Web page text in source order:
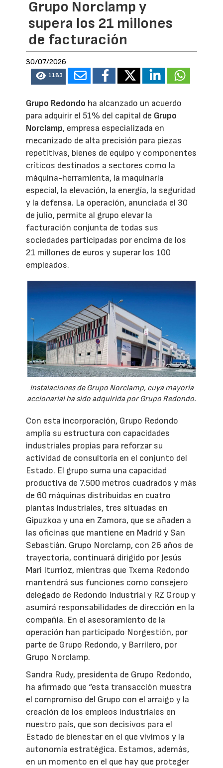
Grupo Norclamp y
supera los 21 millones
de facturación
30/07/2026
1183
Grupo Redondo ha alcanzado un acuerdo
para adquirir el 51% del capital de Grupo
Norclamp, empresa especializada en
mecanizado de alta precisión para piezas
repetitivas, bienes de equipo y componentes
críticos destinados a sectores como la
máquina-herramienta, la maquinaria
especial, la elevación, la energía, la seguridad
y la defensa. La operación, anunciada el 30
de julio, permite al grupo elevar la
facturación conjunta de todas sus
sociedades participadas por encima de los
21 millones de euros y superar los 100
empleados.
Instalaciones de Grupo Norclamp, cuya mayoría
accionarial ha sido adquirida por Grupo Redondo.
Con esta incorporación, Grupo Redondo
amplía su estructura con capacidades
industriales propias para reforzar su
actividad de consultoría en el conjunto del
Estado. El grupo suma una capacidad
productiva de 7.500 metros cuadrados y más
de 60 máquinas distribuidas en cuatro
plantas industriales, tres situadas en
Gipuzkoa y una en Zamora, que se añaden a
las oficinas que mantiene en Madrid y San
Sebastián. Grupo Norclamp, con 26 años de
trayectoria, continuará dirigido por Jesús
Mari Iturrioz, mientras que Txema Redondo
mantendrá sus funciones como consejero
delegado de Redondo Industrial y RZ Group y
asumirá responsabilidades de dirección en la
compañía. En el asesoramiento de la
operación han participado Norgestión, por
parte de Grupo Redondo, y Barrilero, por
Grupo Norclamp.
Sandra Rudy, presidenta de Grupo Redondo,
ha afirmado que “esta transacción muestra
el compromiso del Grupo con el arraigo y la
creación de los empleos industriales en
nuestro país, que son decisivos para el
Estado de bienestar en el que vivimos y la
autonomía estratégica. Estamos, además,
en un momento en el que hay que proteger